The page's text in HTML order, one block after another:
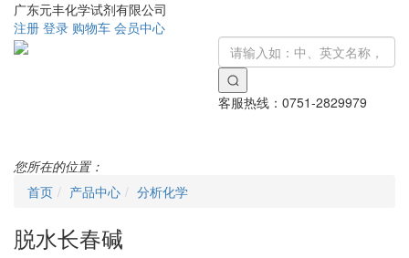
广东元丰化学试剂有限公司
注册 登录 购物车 会员中心
客服热线： 0751-2829979
您所在的位置：
首页
产品中心 分析化学
脱水长春碱